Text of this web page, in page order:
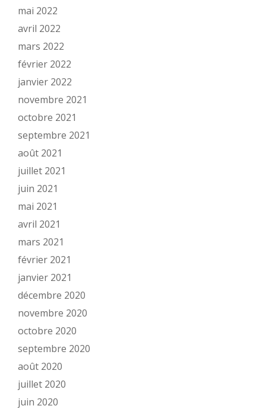
mai 2022
avril 2022
mars 2022
février 2022
janvier 2022
novembre 2021
octobre 2021
septembre 2021
août 2021
juillet 2021
juin 2021
mai 2021
avril 2021
mars 2021
février 2021
janvier 2021
décembre 2020
novembre 2020
octobre 2020
septembre 2020
août 2020
juillet 2020
juin 2020